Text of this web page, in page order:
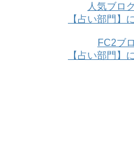
人気ブロ
【占い部門】
FC2ブ
【占い部門】